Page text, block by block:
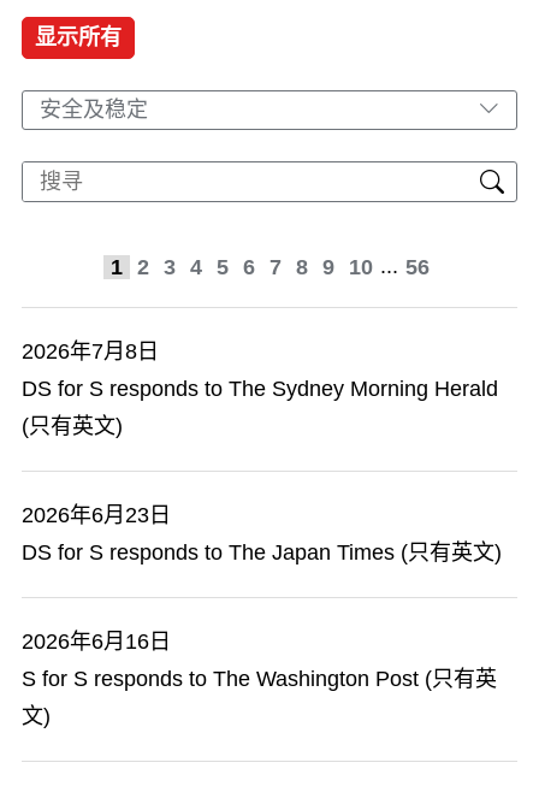
显示所有
安全及稳定
1 2 3 4 5 6 7 8 9 10 ... 56
2026年7月8日
DS for S responds to The Sydney Morning Herald
(只有英文)
2026年6月23日
DS for S responds to The Japan Times (只有英文)
2026年6月16日
S for S responds to The Washington Post (只有英
文)